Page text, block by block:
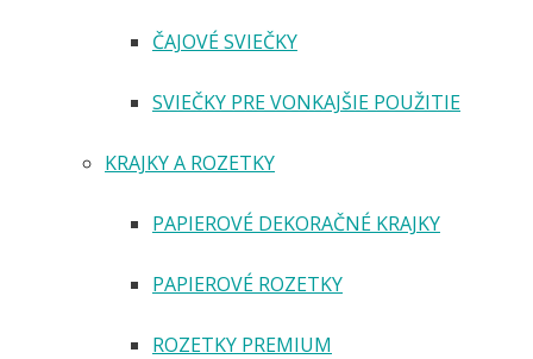
ČAJOVÉ SVIEČKY
SVIEČKY PRE VONKAJŠIE POUŽITIE
KRAJKY A ROZETKY
PAPIEROVÉ DEKORAČNÉ KRAJKY
PAPIEROVÉ ROZETKY
ROZETKY PREMIUM